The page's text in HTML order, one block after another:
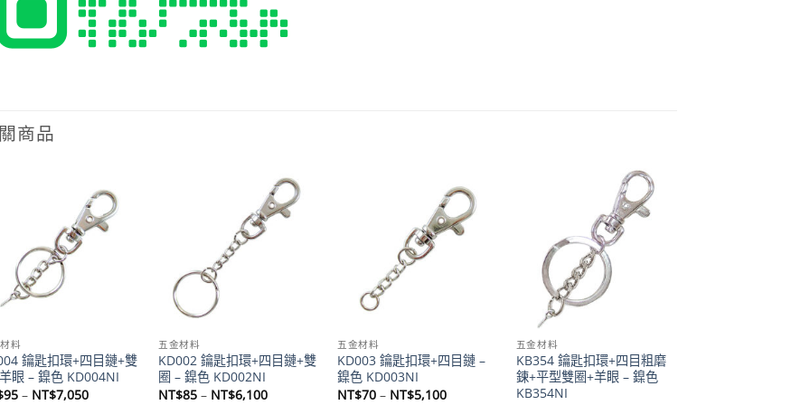
商品
Add to
wishlist
料
鑰匙扣環+四目鏈+雙
眼 – 鎳色 KD004NI
95 – NT$7,050價
Add to
五金材料
KD002 鑰匙扣環+四目鏈+雙
圈 – 鎳色 KD002NI
NT$85 – NT$6,100價
Add to
wishlist
五金材料
KD003 鑰匙扣環+四目鏈 –
鎳色 KD003NI
NT$70 – NT$5,100價
Add to
五金材料
KB354 鑰匙扣環+四目粗磨
鍊+平型雙圈+羊眼 – 鎳色
KB354NI